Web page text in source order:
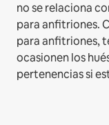
no se relaciona
para anfitriones.
para anfitriones,
ocasionen los
pertenencias si